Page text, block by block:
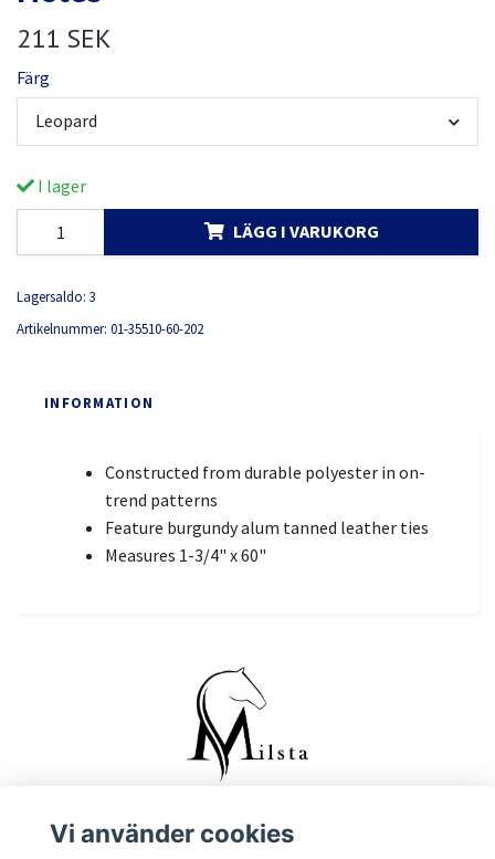
211 SEK
Färg
Leopard
I lager
LÄGG I VARUKORG
Lagersaldo: 3
Artikelnummer: 01-35510-60-202
INFORMATION
Constructed from durable polyester in on-
trend patterns
Feature burgundy alum tanned leather ties
Measures 1-3/4" x 60"
Kontakta oss
Vi använder cookies